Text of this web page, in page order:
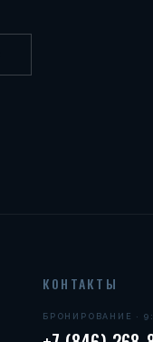
КОНТАКТЫ
БРОНИРОВАНИЕ ·